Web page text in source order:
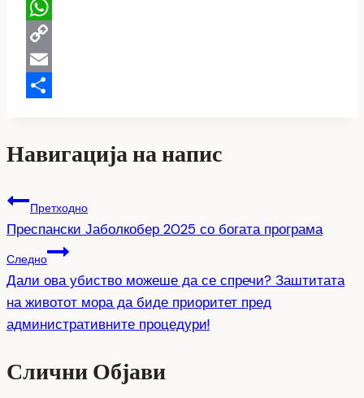
Telegram
WhatsApp
Copy
Link
Email
Навигација на напис
Претходно
Преспански Јаболкобер 2025 со богата програма
Следно
Дали ова убиство можеше да се спречи? Заштитата
на животот мора да биде приоритет пред
административните процедури!
Слични Објави